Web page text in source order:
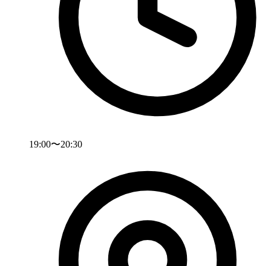
19:00〜20:30